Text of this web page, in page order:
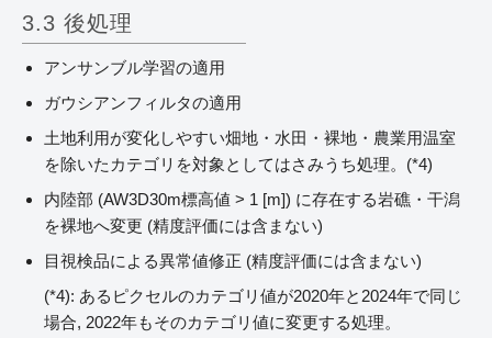
3.3 後処理
アンサンブル学習の適用
ガウシアンフィルタの適用
土地利用が変化しやすい畑地・水田・裸地・農業用温室
を除いたカテゴリを対象としてはさみうち処理。(*4)
内陸部 (AW3D30m標高値 > 1 [m]) に存在する岩礁・干潟
を裸地へ変更 (精度評価には含まない)
目視検品による異常値修正 (精度評価には含まない)
(*4): あるピクセルのカテゴリ値が2020年と2024年で同じ
場合, 2022年もそのカテゴリ値に変更する処理。